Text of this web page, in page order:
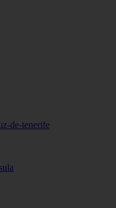
de-tenerife